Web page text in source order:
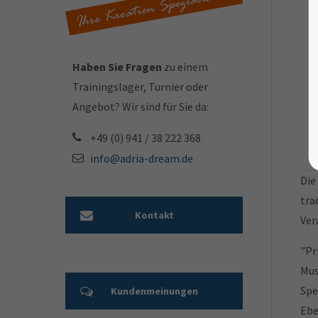
Haben Sie Fragen zu einem
Trainingslager, Turnier oder
Angebot? Wir sind für Sie da:
+49 (0) 941 / 38 222 368
info@adria-dream.de
Kontakt
Kundenmeinungen